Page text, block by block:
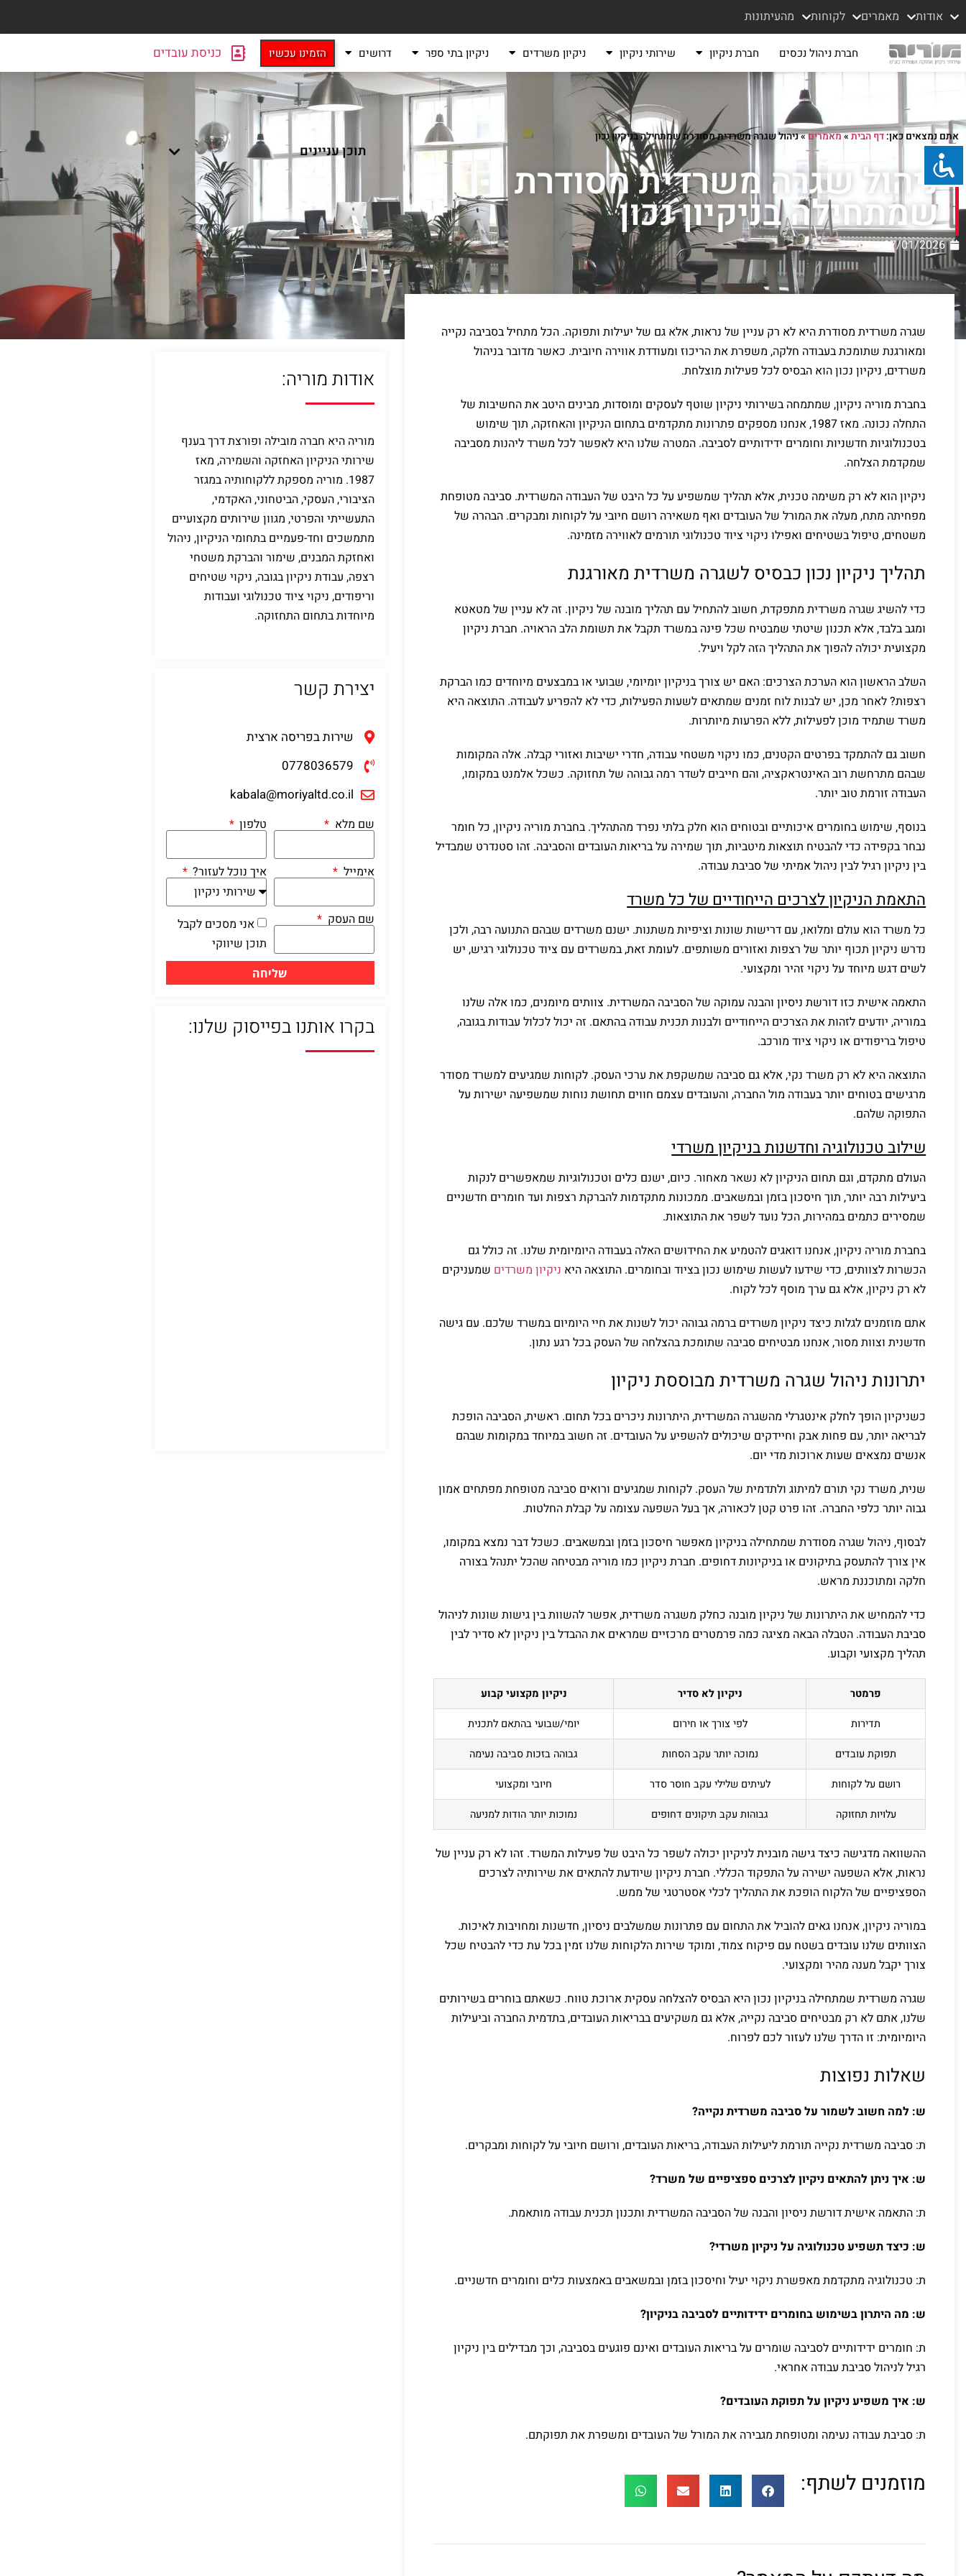
אודות מאמרים לקוחות מהעיתונות
חברת ניהול נכסים חברת ניקיון שירותי ניקיון ניקיון משרדים ניקיון בתי ספר דרושים הזמינו עכשיו כניסת עובדים
אתם נמצאים כאן: דף הבית»מאמרים»ניהול שגרה משרדית מסודרת שמתחילה בניקיון נכון
ניהול שגרה משרדית מסודרת
שמתחילה בניקיון נכון
07/01/2026
תוכן עניינים
שגרה משרדית מסודרת היא לא רק עניין של נראות, אלא גם של יעילות ותפוקה. הכל מתחיל בסביבה נקייה
ומאורגנת שתומכת בעבודה חלקה, משפרת את הריכוז ומעודדת אווירה חיובית. כאשר מדובר בניהול
משרדים, ניקיון נכון הוא הבסיס לכל פעילות מוצלחת.
בחברת מוריה ניקיון, שמתמחה בשירותי ניקיון שוטף לעסקים ומוסדות, מבינים היטב את החשיבות של
התחלה נכונה. מאז 1987, אנחנו מספקים פתרונות מתקדמים בתחום הניקיון והאחזקה, תוך שימוש
בטכנולוגיות חדשניות וחומרים ידידותיים לסביבה. המטרה שלנו היא לאפשר לכל משרד ליהנות מסביבה
שמקדמת הצלחה.
ניקיון הוא לא רק משימה טכנית, אלא תהליך שמשפיע על כל היבט של העבודה המשרדית. סביבה מטופחת
מפחיתה מתח, מעלה את המורל של העובדים ואף משאירה רושם חיובי על לקוחות ומבקרים. הבהרה של
משטחים, טיפול בשטיחים ואפילו ניקוי ציוד טכנולוגי תורמים לאווירה מזמינה.
תהליך ניקיון נכון כבסיס לשגרה משרדית מאורגנת
כדי להשיג שגרה משרדית מתפקדת, חשוב להתחיל עם תהליך מובנה של ניקיון. זה לא עניין של מטאטא
ומגב בלבד, אלא תכנון שיטתי שמבטיח שכל פינה במשרד תקבל את תשומת הלב הראויה. חברת ניקיון
מקצועית יכולה להפוך את התהליך הזה לקל ויעיל.
השלב הראשון הוא הערכת הצרכים: האם יש צורך בניקיון יומיומי, שבועי או במבצעים מיוחדים כמו הברקת
רצפות? לאחר מכן, יש לבנות לוח זמנים שמתאים לשעות הפעילות, כדי לא להפריע לעבודה. התוצאה היא
משרד שתמיד מוכן לפעילות, ללא הפרעות מיותרות.
חשוב גם להתמקד בפרטים הקטנים, כמו ניקוי משטחי עבודה, חדרי ישיבות ואזורי קבלה. אלה המקומות
שבהם מתרחשת רוב האינטראקציה, והם חייבים לשדר רמה גבוהה של תחזוקה. כשכל אלמנט במקומו,
העבודה זורמת טוב יותר.
בנוסף, שימוש בחומרים איכותיים ובטוחים הוא חלק בלתי נפרד מהתהליך. בחברת מוריה ניקיון, כל חומר
נבחר בקפידה כדי להבטיח תוצאות מיטביות, תוך שמירה על בריאות העובדים והסביבה. זהו סטנדרט שמבדיל
בין ניקיון רגיל לבין ניהול אמיתי של סביבת עבודה.
התאמת הניקיון לצרכים הייחודיים של כל משרד
כל משרד הוא עולם ומלואו, עם דרישות שונות וציפיות משתנות. ישנם משרדים שבהם התנועה רבה, ולכן
נדרש ניקיון תכוף יותר של רצפות ואזורים משותפים. לעומת זאת, במשרדים עם ציוד טכנולוגי רגיש, יש
לשים דגש מיוחד על ניקוי זהיר ומקצועי.
התאמה אישית כזו דורשת ניסיון והבנה עמוקה של הסביבה המשרדית. צוותים מיומנים, כמו אלה שלנו
במוריה, יודעים לזהות את הצרכים הייחודיים ולבנות תכנית עבודה בהתאם. זה יכול לכלול עבודות בגובה,
טיפול בריפודים או ניקוי ציוד מורכב.
התוצאה היא לא רק משרד נקי, אלא גם סביבה שמשקפת את ערכי העסק. לקוחות שמגיעים למשרד מסודר
מרגישים בטוחים יותר בעבודה מול החברה, והעובדים עצמם חווים תחושת נוחות שמשפיעה ישירות על
התפוקה שלהם.
שילוב טכנולוגיה וחדשנות בניקיון משרדי
העולם מתקדם, וגם תחום הניקיון לא נשאר מאחור. כיום, ישנם כלים וטכנולוגיות שמאפשרים לנקות
ביעילות רבה יותר, תוך חיסכון בזמן ובמשאבים. ממכונות מתקדמות להברקת רצפות ועד חומרים חדשניים
שמסירים כתמים במהירות, הכל נועד לשפר את התוצאות.
בחברת מוריה ניקיון, אנחנו דואגים להטמיע את החידושים האלה בעבודה היומיומית שלנו. זה כולל גם
הכשרות לצוותים, כדי שידעו לעשות שימוש נכון בציוד ובחומרים. התוצאה היא ניקיון משרדים שמעניקים
לא רק ניקיון, אלא גם ערך מוסף לכל לקוח.
אתם מוזמנים לגלות כיצד ניקיון משרדים ברמה גבוהה יכול לשנות את חיי היומיום במשרד שלכם. עם גישה
חדשנית וצוות מסור, אנחנו מבטיחים סביבה שתומכת בהצלחה של העסק בכל רגע נתון.
יתרונות ניהול שגרה משרדית מבוססת ניקיון
כשניקיון הופך לחלק אינטגרלי מהשגרה המשרדית, היתרונות ניכרים בכל תחום. ראשית, הסביבה הופכת
לבריאה יותר, עם פחות אבק וחיידקים שיכולים להשפיע על העובדים. זה חשוב במיוחד במקומות שבהם
אנשים נמצאים שעות ארוכות מדי יום.
שנית, משרד נקי תורם למיתוג ולתדמית של העסק. לקוחות שמגיעים ורואים סביבה מטופחת מפתחים אמון
גבוה יותר כלפי החברה. זהו פרט קטן לכאורה, אך בעל השפעה עצומה על קבלת החלטות.
לבסוף, ניהול שגרה מסודרת שמתחילה בניקיון מאפשר חיסכון בזמן ובמשאבים. כשכל דבר נמצא במקומו,
אין צורך להתעסק בתיקונים או בניקיונות דחופים. חברת ניקיון כמו מוריה מבטיחה שהכל יתנהל בצורה
חלקה ומתוכננת מראש.
כדי להמחיש את היתרונות של ניקיון מובנה כחלק משגרה משרדית, אפשר להשוות בין גישות שונות לניהול
סביבת העבודה. הטבלה הבאה מציגה כמה פרמטרים מרכזיים שמראים את ההבדל בין ניקיון לא סדיר לבין
תהליך מקצועי וקבוע.
פרמטר ניקיון לא סדיר
ניקיון מקצועי קבוע
תדירות
לפי צורך או חירום
יומי/שבועי בהתאם לתכנית
תפוקת עובדים
נמוכה יותר עקב הסחות
גבוהה בזכות סביבה נעימה
רושם על לקוחות
לעיתים שלילי עקב חוסר סדר
חיובי ומקצועי
עלויות תחזוקה
גבוהות עקב תיקונים דחופים נמוכות יותר הודות למניעה
ההשוואה מדגישה כיצד גישה מובנית לניקיון יכולה לשפר כל היבט של פעילות המשרד. זהו לא רק עניין של
נראות, אלא השפעה ישירה על התפקוד הכללי. חברת ניקיון שיודעת להתאים את שירותיה לצרכים
הספציפיים של הלקוח הופכת את התהליך לכלי אסטרטגי של ממש.
במוריה ניקיון, אנחנו גאים להוביל את התחום עם פתרונות שמשלבים ניסיון, חדשנות ומחויבות לאיכות.
הצוותים שלנו עובדים בשטח עם פיקוח צמוד, ומוקד שירות הלקוחות שלנו זמין בכל עת כדי להבטיח שכל
צורך יקבל מענה מהיר ומקצועי.
שגרה משרדית שמתחילה בניקיון נכון היא הבסיס להצלחה עסקית ארוכת טווח. כשאתם בוחרים בשירותים
שלנו, אתם לא רק מבטיחים סביבה נקייה, אלא גם משקיעים בבריאות העובדים, בתדמית החברה וביעילות
היומיומית: זו הדרך שלנו לעזור לכם לפרוח.
שאלות נפוצות
ש: למה חשוב לשמור על סביבה משרדית נקייה?
ת: סביבה משרדית נקייה תורמת ליעילות העבודה, בריאות העובדים, ורושם חיובי על לקוחות ומבקרים.
ש: איך ניתן להתאים ניקיון לצרכים ספציפיים של משרד?
ת: התאמה אישית דורשת ניסיון והבנה של הסביבה המשרדית ותכנון תכנית עבודה מותאמת.
ש: כיצד תשפיע טכנולוגיה על ניקיון משרדי?
ת: טכנולוגיה מתקדמת מאפשרת ניקוי יעיל וחיסכון בזמן ובמשאבים באמצעות כלים וחומרים חדשניים.
ש: מה היתרון בשימוש בחומרים ידידותיים לסביבה בניקיון?
ת: חומרים ידידותיים לסביבה שומרים על בריאות העובדים ואינם פוגעים בסביבה, וכך מבדילים בין ניקיון
רגיל לניהול סביבת עבודה אחראי.
ש: איך משפיע ניקיון על תפוקת העובדים?
ת: סביבת עבודה נעימה ומטופחת מגבירה את המורל של העובדים ומשפרת את תפוקתם.
מוזמנים לשתף:
אודות מוריה:
מוריה היא חברה מובילה ופורצת דרך בענף
שירותי הניקיון האחזקה והשמירה, מאז
1987. מוריה מספקת ללקוחותיה במגזר
הציבורי, העסקי, הביטחוני, האקדמי,
התעשייתי והפרטי, מגוון שירותים מקצועיים
מתמשכים וחד-פעמיים בתחומי הניקיון, ניהול
ואחזקת המבנים, שימור והברקת משטחי
רצפה, עבודת ניקיון בגובה, ניקוי שטיחים
וריפודים, ניקוי ציוד טכנולוגי ועבודות
מיוחדות בתחום התחזוקה.
יצירת קשר
שירות בפריסה ארצית
0778036579
kabala@moriyaltd.co.il
שם מלא טלפון
אימייל איך נוכל לעזור?
שם העסק
אני מסכים לקבל
תוכן שיווקי
שליחה
בקרו אותנו בפייסוק שלנו: